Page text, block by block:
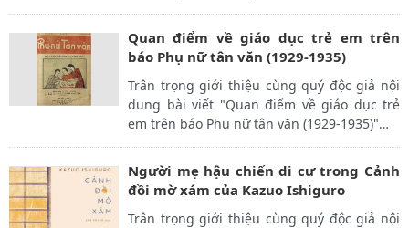
Quan điểm về giáo dục trẻ em trên
báo Phụ nữ tân văn (1929-1935)
Trân trọng giới thiệu cùng quý độc giả nội
dung bài viết "Quan điểm về giáo dục trẻ
em trên báo Phụ nữ tân văn (1929-1935)"…
Người mẹ hậu chiến di cư trong Cảnh
đồi mờ xám của Kazuo Ishiguro
Trân trọng giới thiệu cùng quý độc giả nội